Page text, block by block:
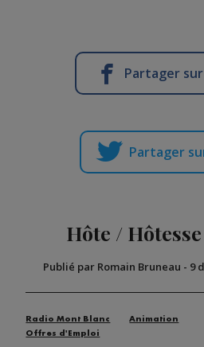
Partager
Partager
Hôte /
Publié par Romain Bruneau - 9
Radio Mont Blanc
Animation
Offres d'Emploi